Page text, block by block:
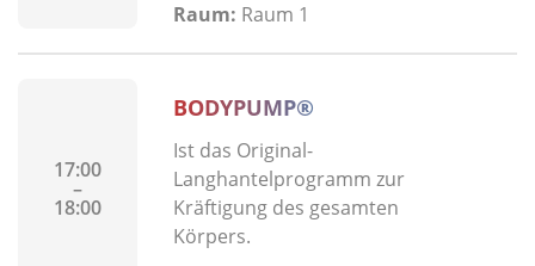
Raum: Raum 1
17:00
–
18:00
BODYPUMP®
Ist das Original-
Langhantelprogramm zur
Kräftigung des gesamten
Körpers.